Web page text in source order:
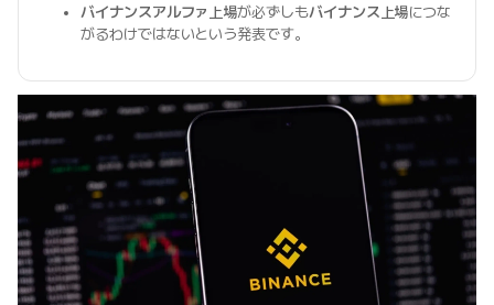
バイナンスアルファ上場が必ずしもバイナンス上場につな
がるわけではないという発表です。